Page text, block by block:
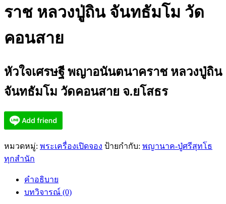
ราช หลวงปู่ถิน จันทธัมโม วัด
คอนสาย
หัวใจเศรษฐี พญาอนันตนาคราช หลวงปู่ถิน
จันทธัมโม วัดคอนสาย จ.ยโสธร
หมวดหมู่: พระเครื่องเปิดจอง ป้ายกำกับ: พญานาค-ปู่ศรีสุทโธ
ทุกสำนัก
คำอธิบาย
บทวิจารณ์ (0)